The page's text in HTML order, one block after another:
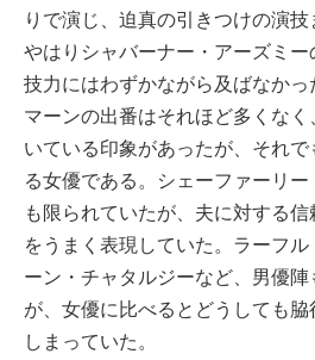
りで演じ、迫真の引きつけの演技
やはりシャバーナー・アーズミ
技力にはわずかながら及ばなか
マーンの出番はそれほど多くな
いている印象があったが、それ
る女優である。シェーファーリ
も限られていたが、夫に対する
をうまく表現していた。ラーフ
ーン・チャタルジーなど、男優
が、女優に比べるとどうしても
しまっていた。